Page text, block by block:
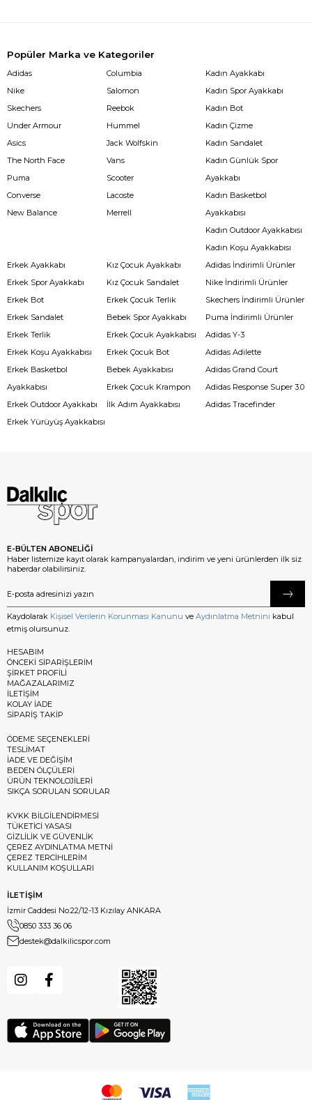
Popüler Marka ve Kategoriler
Adidas
Nike
Skechers
Under Armour
Asics
The North Face
Puma
Converse
New Balance
Columbia
Salomon
Reebok
Hummel
Jack Wolfskin
Vans
Scooter
Lacoste
Merrell
Kadın Ayakkabı
Kadın Spor Ayakkabı
Kadın Bot
Kadın Çizme
Kadın Sandalet
Kadın Günlük Spor
Ayakkabı
Kadın Basketbol
Ayakkabısı
Kadın Outdoor Ayakkabısı
Kadın Koşu Ayakkabısı
Erkek Ayakkabı
Erkek Spor Ayakkabı
Erkek Bot
Erkek Sandalet
Erkek Terlik
Erkek Koşu Ayakkabısı
Erkek Basketbol
Ayakkabısı
Erkek Outdoor Ayakkabı
Erkek Yürüyüş Ayakkabısı
Kız Çocuk Ayakkabı
Kız Çocuk Sandalet
Erkek Çocuk Terlik
Bebek Spor Ayakkabı
Erkek Çocuk Ayakkabısı
Erkek Çocuk Bot
Bebek Ayakkabısı
Erkek Çocuk Krampon
İlk Adım Ayakkabısı
Adidas İndirimli Ürünler
Nike İndirimli Ürünler
Skechers İndirimli Ürünler
Puma İndirimli Ürünler
Adidas Y-3
Adidas Adilette
Adidas Grand Court
Adidas Response Super 3.0
Adidas Tracefinder
E-BÜLTEN ABONELİĞİ
Haber listemize kayıt olarak kampanyalardan, indirim ve yeni ürünlerden ilk siz
haberdar olabilirsiniz.
Kaydolarak Kişisel Verilerin Korunması Kanunu ve Aydınlatma Metnini kabul
etmiş olursunuz.
HESABIM
ÖNCEKİ SİPARİŞLERİM
ŞİRKET PROFİLİ
MAĞAZALARIMIZ
İLETİŞİM
KOLAY İADE
SİPARİŞ TAKİP
ÖDEME SEÇENEKLERİ
TESLİMAT
İADE VE DEĞİŞİM
BEDEN ÖLÇÜLERİ
ÜRÜN TEKNOLOJİLERİ
SIKÇA SORULAN SORULAR
KVKK BİLGİLENDİRMESİ
TÜKETİCİ YASASI
GİZLİLİK VE GÜVENLİK
ÇEREZ AYDINLATMA METNİ
ÇEREZ TERCİHLERİM
KULLANIM KOŞULLARI
İLETİŞİM
İzmir Caddesi No:22/12-13 Kızılay ANKARA
0850 333 36 06
destek@dalkilicspor.com